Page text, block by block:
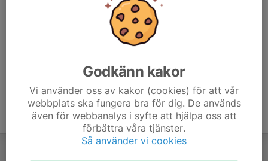
Kastaren varieras både i höjd och sidled, fritt anlägg, 2
Godkänn kakor
Vi använder oss av kakor (cookies) för att vår
webbplats ska fungera bra för dig. De används
även för webbanalys i syfte att hjälpa oss att
förbättra våra tjänster.
Så använder vi cookies